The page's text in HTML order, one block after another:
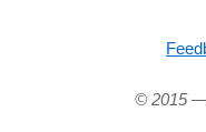
© 2015